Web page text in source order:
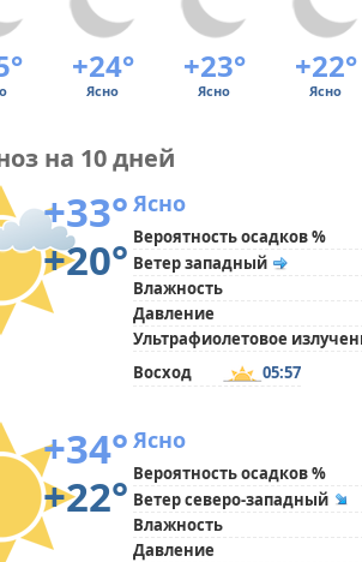
+24° +23° +22°
Ясно Ясно Ясно
на 10 дней
+33°
+20°
Ясно
Вероятность осадков %
Ветер западный
Влажность
Давление
Ультрафиолетовое
Восход
05:57
+34°
+22°
Ясно
Вероятность осадков %
Ветер северо-западный
Влажность
Давление